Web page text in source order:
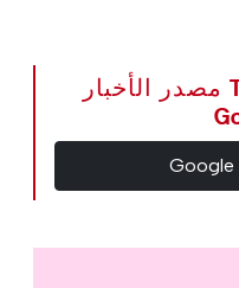
اجعل The Portugal News مصدر الأخبار